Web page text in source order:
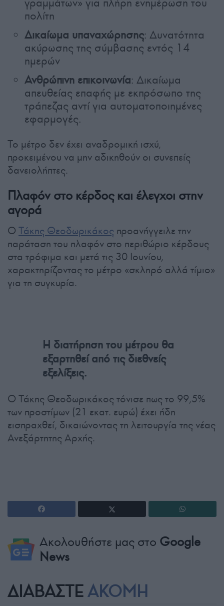
γραμμάτων» για πλήρη ενημέρωση του
πολίτη
Δικαίωμα υπαναχώρησης: Δυνατότητα
ακύρωσης της σύμβασης εντός 14
ημερών
Ανθρώπινη επικοινωνία: Δικαίωμα
απευθείας επαφής με εκπρόσωπο της
τράπεζας αντί για αυτοματοποιημένες
εφαρμογές.
Το μέτρο δεν έχει αναδρομική ισχύ,
προκειμένου να μην αδικηθούν οι συνεπείς
δανειολήπτες.
Πλαφόν στο κέρδος και έλεγχοι στην
αγορά
Ο Τάκης Θεοδωρικάκος προανήγγειλε την
παράταση του πλαφόν στο περιθώριο κέρδους
στα τρόφιμα και μετά τις 30 Ιουνίου,
χαρακτηρίζοντας το μέτρο «σκληρό αλλά τίμιο»
για τη συγκυρία.
Η διατήρηση του μέτρου θα
εξαρτηθεί από τις διεθνείς
εξελίξεις.
Ο Τάκης Θεοδωρικάκος τόνισε πως το 99,5%
των προστίμων (21 εκατ. ευρώ) έχει ήδη
εισπραχθεί, δικαιώνοντας τη λειτουργία της νέας
Ανεξάρτητης Αρχής.
Ακολουθήστε μας στο Google
News
ΔΙΑΒΑΣΤΕ ΑΚΟΜΗ